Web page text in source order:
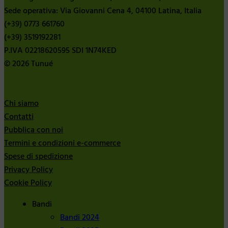
Sede operativa: Via Giovanni Cena 4, 04100 Latina, Italia
(+39) 0773 661760
(+39) 3519192281
P.IVA 02218620595 SDI 1N74KED
© 2026 Tunué
Chi siamo
Contatti
Pubblica con noi
Termini e condizioni e-commerce
Spese di spedizione
Privacy Policy
Cookie Policy
Bandi
Bandi 2024